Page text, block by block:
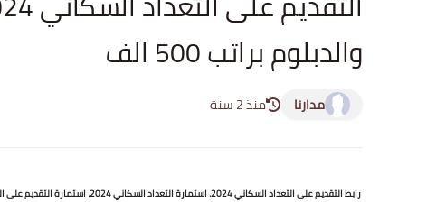
والدبلوم براتب 500 الف
مدارنا منذ 2 سنة